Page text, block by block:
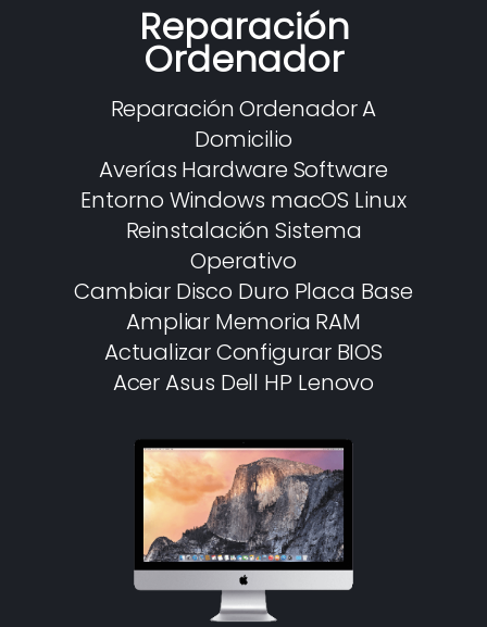
Reparación
Ordenador
Reparación Ordenador A
Domicilio
Averías Hardware Software
Entorno Windows macOS Linux
Reinstalación Sistema
Operativo
Cambiar Disco Duro Placa Base
Ampliar Memoria RAM
Actualizar Configurar BIOS
Acer Asus Dell HP Lenovo